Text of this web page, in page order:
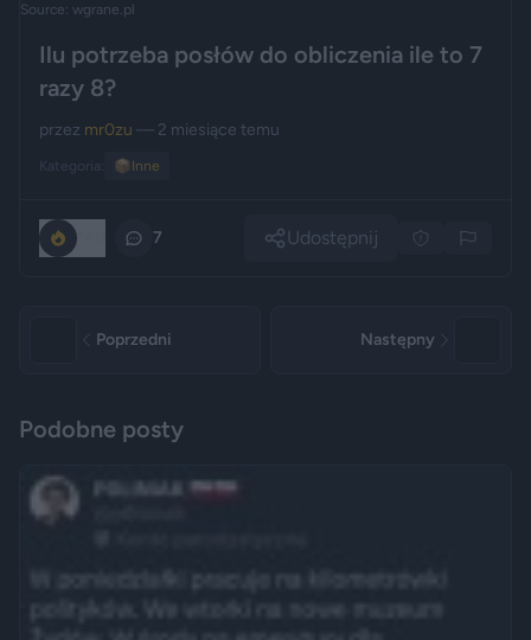
Source: wgrane.pl
Ilu potrzeba posłów do obliczenia ile to 7
razy 8?
przez mr0zu — 2 miesiące temu
Kategoria: 📦 Inne
7 Udostępnij
Poprzedni Następny
Podobne posty